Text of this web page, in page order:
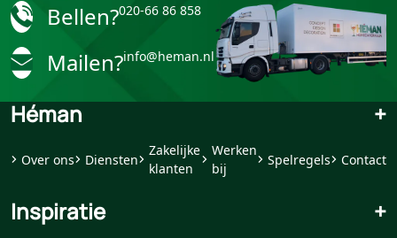
Bellen?020-66 86 858
Mailen?info@heman.nl
Héman +
Over ons Diensten
Zakelijke
klanten
Werken
bij
Spelregels Contact
Inspiratie +